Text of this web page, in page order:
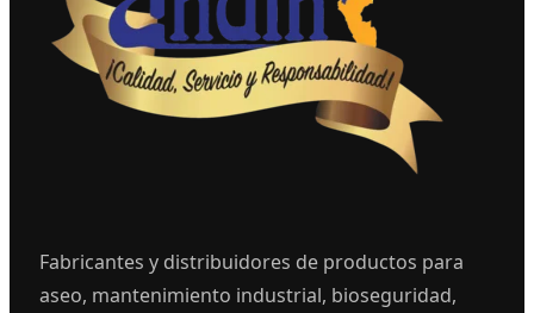
Fabricantes y distribuidores de productos para
aseo, mantenimiento industrial, bioseguridad,